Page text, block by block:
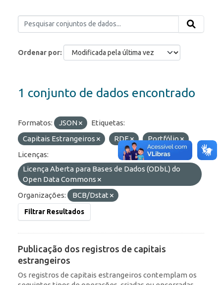
Ordenar por
1 conjunto de dados encontrado
Formatos: JSON
Etiquetas:
Capitais Estrangeiros
RDE
Portfólio
Licenças:
Licença Aberta para Bases de Dados (ODbL) do
Open Data Commons
Organizações:
BCB/Dstat
Filtrar Resultados
Publicação dos registros de capitais
estrangeiros
Os registros de capitais estrangeiros contemplam os